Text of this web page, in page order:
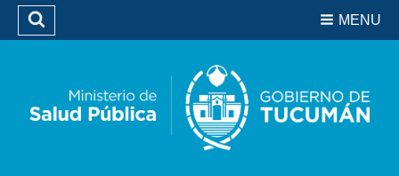
Biblioteca
MENU
Buscar